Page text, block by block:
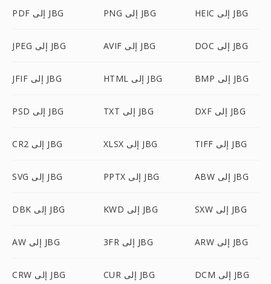
PDF إلى JBG PNG إلى JBG HEIC إلى JBG
JPEG إلى JBG AVIF إلى JBG DOC إلى JBG
JFIF إلى JBG HTML إلى JBG BMP إلى JBG
PSD إلى JBG TXT إلى JBG DXF إلى JBG
CR2 إلى JBG XLSX إلى JBG TIFF إلى JBG
SVG إلى JBG PPTX إلى JBG ABW إلى JBG
DBK إلى JBG KWD إلى JBG SXW إلى JBG
AW إلى JBG 3FR إلى JBG ARW إلى JBG
CRW إلى JBG CUR إلى JBG DCM إلى JBG